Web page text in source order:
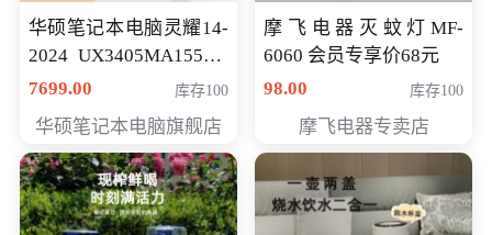
华硕笔记本电脑灵耀14-
2024 UX3405MA155夜
空蓝 oled 智慧轻薄本 会
7699.00 库存100
华硕笔记本电脑旗舰店
摩飞电器灭蚊灯MF-
6060 会员专享价68元
98.00
库存100
摩飞电器专卖店